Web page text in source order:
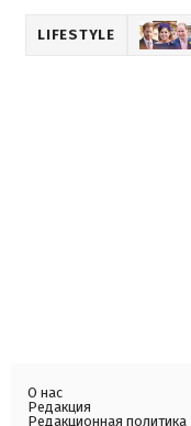
LIFESTYLE
О нас
Редакция
Редакционная политика